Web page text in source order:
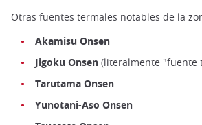
Otras fuentes termales notables de la
Akamisu Onsen
Jigoku Onsen (literalmente "fuente
Tarutama Onsen
Yunotani-Aso Onsen